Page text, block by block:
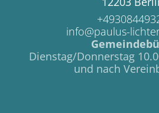
info@paulus-
Dienstag/Donnerstag
und nach